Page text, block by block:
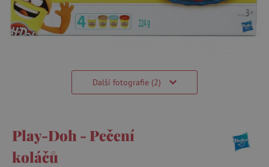
Další fotografie (2)
Play-Doh - Pečení
koláčů